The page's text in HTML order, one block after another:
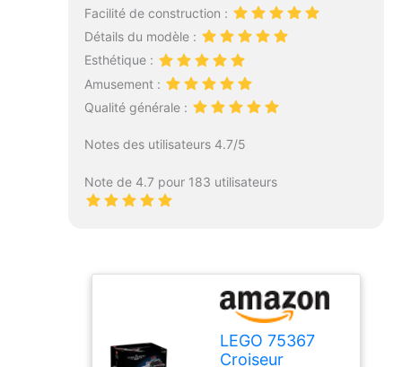
Facilité de construction :
Détails du modèle :
Esthétique :
Amusement :
Qualité générale :
Notes des utilisateurs 4.7/5
Note de 4.7 pour 183 utilisateurs
LEGO 75367
Croiseur